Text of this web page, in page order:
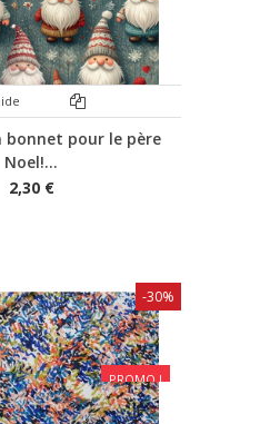
bonnet pour le père
Noel!...
2,30 €
PROMO !
-30%